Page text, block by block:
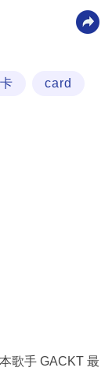
card
歌手 GACKT 最